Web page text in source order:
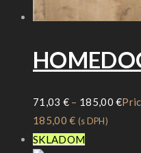
71,03 € – 185,00€
185,00 € (s DPH)
SKLADOM